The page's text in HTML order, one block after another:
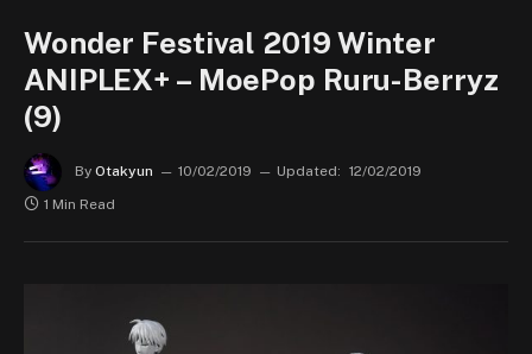
Wonder Festival 2019 Winter
ANIPLEX+ – MoePop Ruru-Berryz
(9)
By Otakyun 10/02/2019 Updated: 12/02/2019
1 Min Read